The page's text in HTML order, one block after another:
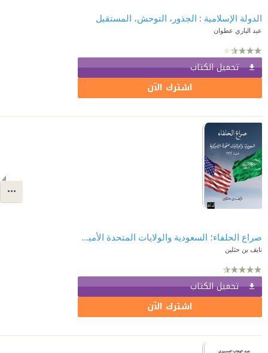
الدولة الإسلامية : الجذور، التوحش، المستقبل
عبد الباري عطوان
تحميل الكتاب
اشترك الآن
صراع الحلفاء؛ السعودية والولايات المتحدة الأميركية منذ 1962
نايف بن حثلين
تحميل الكتاب
اشترك الآن